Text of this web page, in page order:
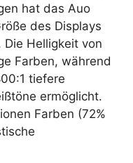
hat das Auo
des Displays
Helligkeit von
Farben, während
tiefere
ermöglicht.
Farben (72%